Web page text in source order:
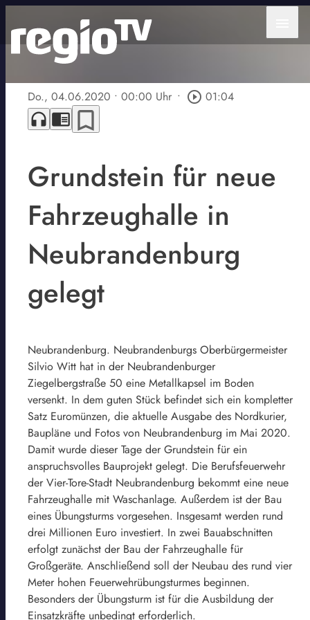
Do., 04.06.2020 • 00:00 Uhr • play_circle_outline 01:04
headphones chrome_reader_mode bookmark_border
Grundstein für neue
Fahrzeughalle in
Neubrandenburg
gelegt
Neubrandenburg. Neubrandenburgs Oberbürgermeister
Silvio Witt hat in der Neubrandenburger
Ziegelbergstraße 50 eine Metallkapsel im Boden
versenkt. In dem guten Stück befindet sich ein kompletter
Satz Euromünzen, die aktuelle Ausgabe des Nordkurier,
Baupläne und Fotos von Neubrandenburg im Mai 2020.
Damit wurde dieser Tage der Grundstein für ein
anspruchsvolles Bauprojekt gelegt. Die Berufsfeuerwehr
der Vier-Tore-Stadt Neubrandenburg bekommt eine neue
Fahrzeughalle mit Waschanlage. Außerdem ist der Bau
eines Übungsturms vorgesehen. Insgesamt werden rund
drei Millionen Euro investiert. In zwei Bauabschnitten
erfolgt zunächst der Bau der Fahrzeughalle für
Großgeräte. Anschließend soll der Neubau des rund vier
Meter hohen Feuerwehrübungsturmes beginnen.
Besonders der Übungsturm ist für die Ausbildung der
Einsatzkräfte unbedingt erforderlich.